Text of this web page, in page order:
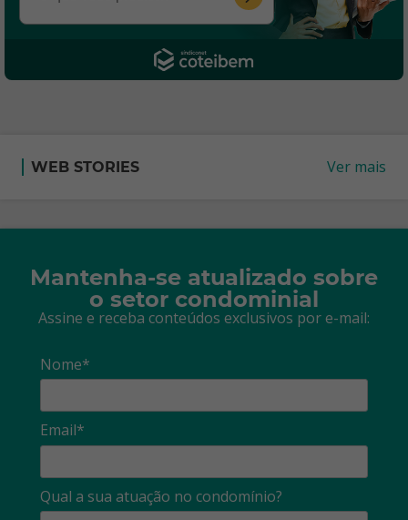
WEB STORIES Ver mais
Mantenha-se atualizado sobre
o setor condominial
Assine e receba conteúdos exclusivos por e-mail:
Nome*
Email*
Qual a sua atuação no condomínio?